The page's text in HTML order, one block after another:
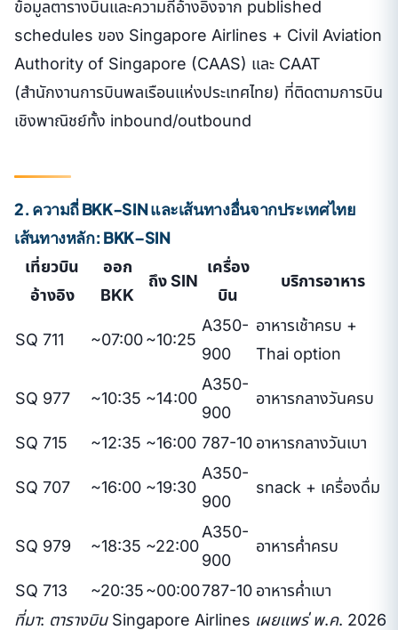
ข้อมูลตารางบินและความถี่อ้างอิงจาก published
schedules ของ Singapore Airlines + Civil Aviation
Authority of Singapore (CAAS) และ CAAT
(สำนักงานการบินพลเรือนแห่งประเทศไทย) ที่ติดตามการบิน
เชิงพาณิชย์ทั้ง inbound/outbound
2. ความถี่ BKK-SIN และเส้นทางอื่นจากประเทศไทย
เส้นทางหลัก: BKK–SIN
เที่ยวบิน
อ้างอิง
ออก
BKK
ถึง SIN
เครื่อง
บิน
บริการอาหาร
SQ 711 ~07:00~10:25
A350-
900
อาหารเช้าครบ +
Thai option
SQ 977 ~10:35 ~14:00
A350-
900
อาหารกลางวันครบ
SQ 715 ~12:35 ~16:00 787-10 อาหารกลางวันเบา
SQ 707 ~16:00 ~19:30
A350-
900
snack + เครื่องดื่ม
SQ 979 ~18:35 ~22:00
A350-
900
อาหารค่ำครบ
SQ 713 ~20:35~00:00787-10 อาหารค่ำเบา
ที่มา: ตารางบิน Singapore Airlines เผยแพร่ พ.ค. 2026